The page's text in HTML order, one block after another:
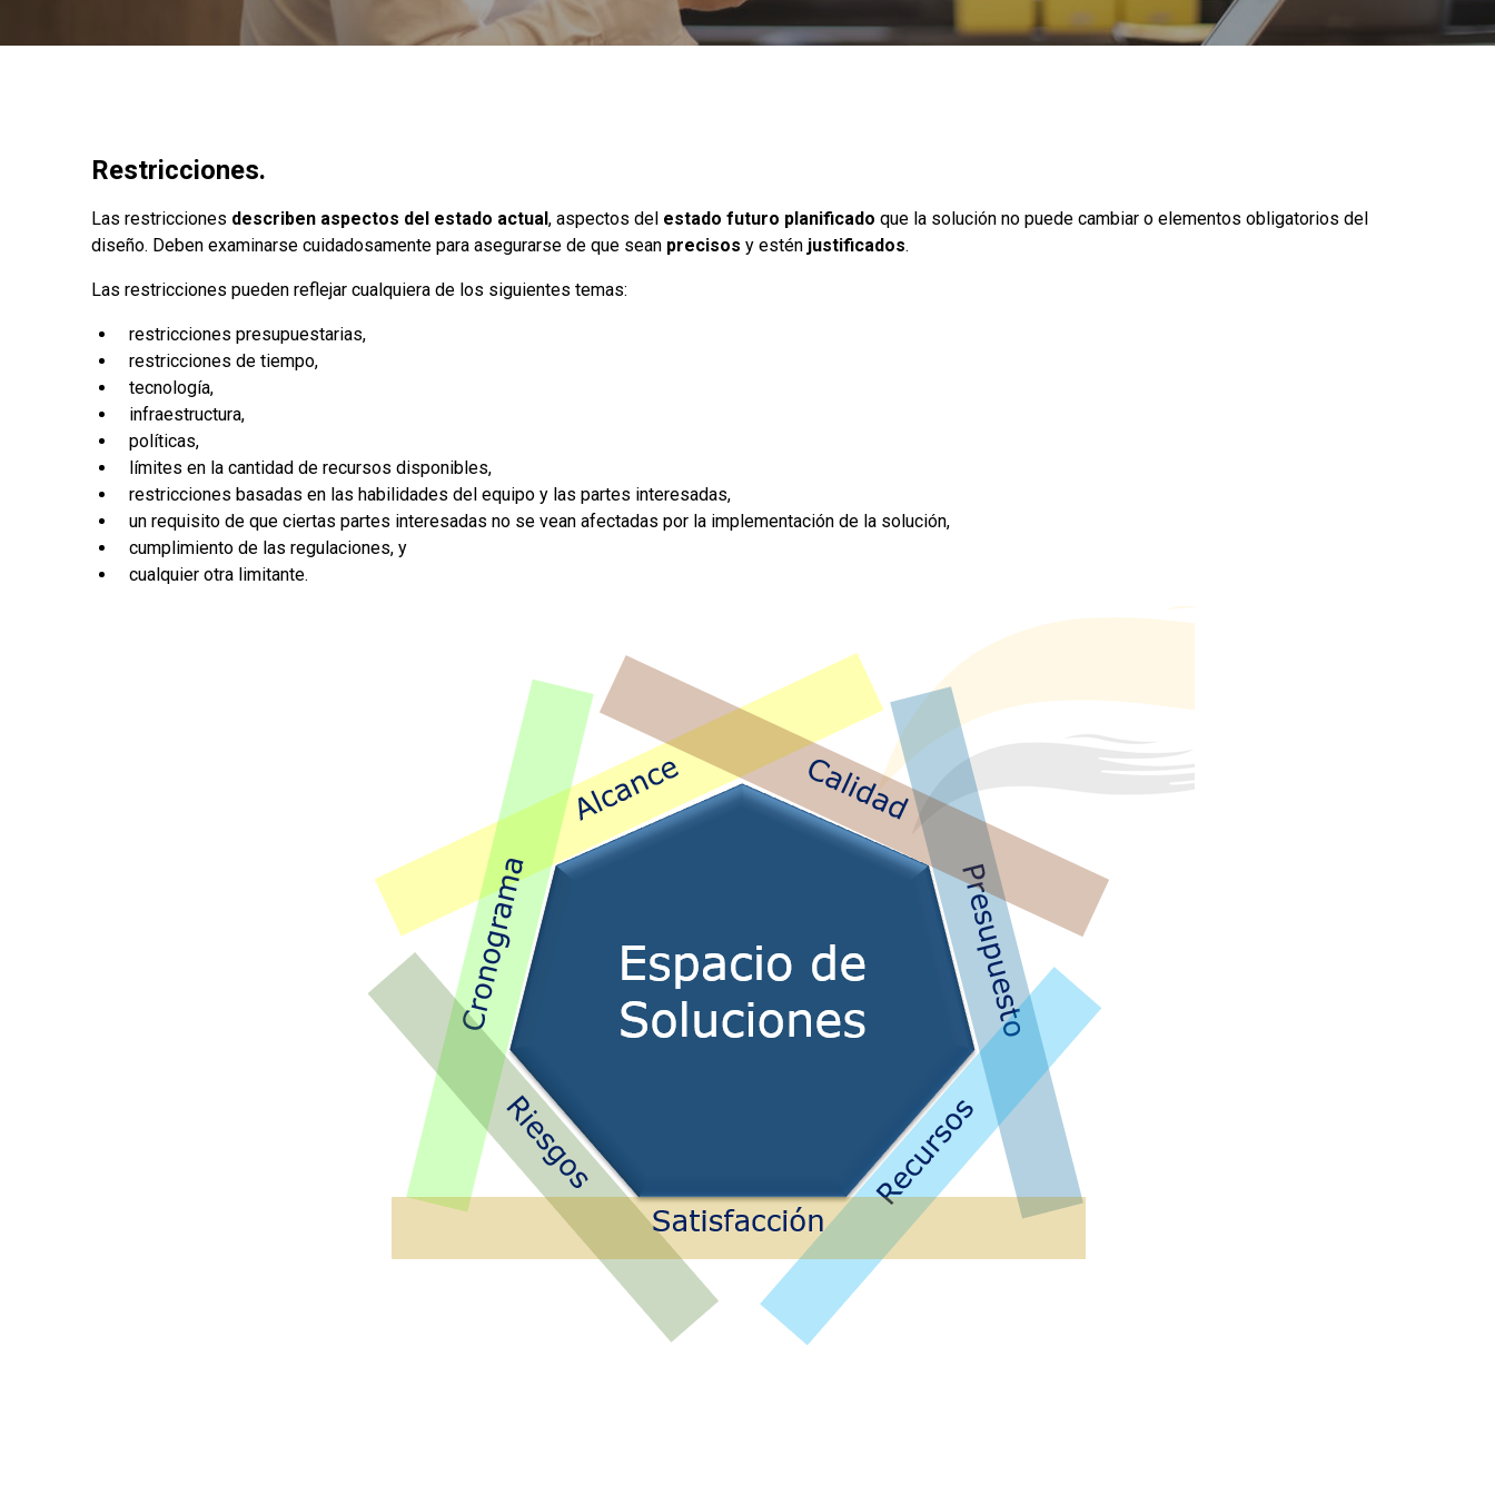
Restricciones.
Las restricciones describen aspectos del estado actual, aspectos del estado futuro planificado que la solución no puede cambiar o elementos obligatorios del
diseño. Deben examinarse cuidadosamente para asegurarse de que sean precisos y estén justificados.
Las restricciones pueden reflejar cualquiera de los siguientes temas:
restricciones presupuestarias,
restricciones de tiempo,
tecnología,
infraestructura,
políticas,
límites en la cantidad de recursos disponibles,
restricciones basadas en las habilidades del equipo y las partes interesadas,
un requisito de que ciertas partes interesadas no se vean afectadas por la implementación de la solución,
cumplimiento de las regulaciones, y
cualquier otra limitante.